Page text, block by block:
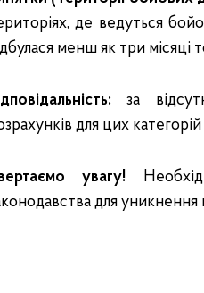
де ведуться
менш як три місяці
за
для цих
увагу!
для уникнення